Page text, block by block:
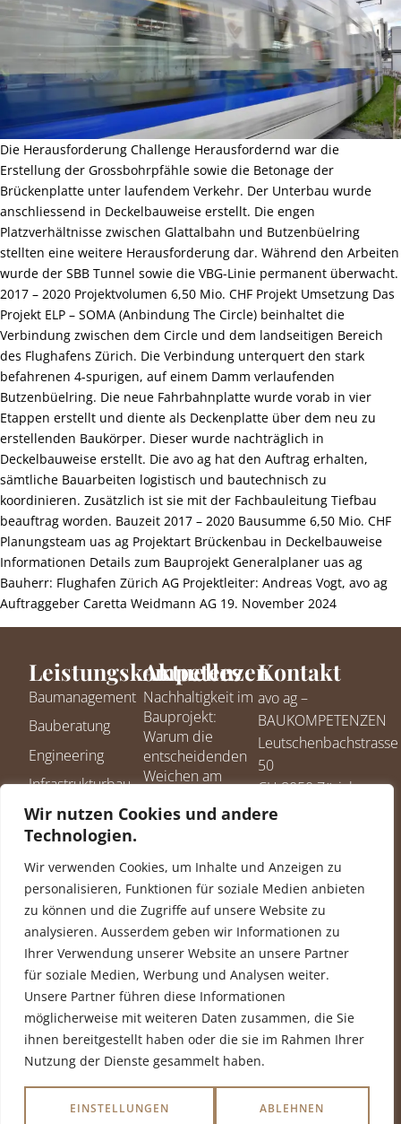
Wir nutzen Cookies und andere
Technologien.
Wir verwenden Cookies, um Inhalte und Anzeigen zu
personalisieren, Funktionen für soziale Medien anbieten
zu können und die Zugriffe auf unsere Website zu
analysieren. Ausserdem geben wir Informationen zu
Ihrer Verwendung unserer Website an unsere Partner
für soziale Medien, Werbung und Analysen weiter.
Unsere Partner führen diese Informationen
möglicherweise mit weiteren Daten zusammen, die Sie
ihnen bereitgestellt haben oder die sie im Rahmen Ihrer
Nutzung der Dienste gesammelt haben.
EINSTELLUNGEN ABLEHNEN
Die Herausforderung Challenge Herausfordernd war die
Erstellung der Grossbohrpfähle sowie die Betonage der
Brückenplatte unter laufendem Verkehr. Der Unterbau wurde
anschliessend in Deckelbauweise erstellt. Die engen
Platzverhältnisse zwischen Glattalbahn und Butzenbüelring
stellten eine weitere Herausforderung dar. Während den Arbeiten
wurde der SBB Tunnel sowie die VBG-Linie permanent überwacht.
2017 – 2020 Projektvolumen 6,50 Mio. CHF Projekt Umsetzung Das
Projekt ELP – SOMA (Anbindung The Circle) beinhaltet die
Verbindung zwischen dem Circle und dem landseitigen Bereich
des Flughafens Zürich. Die Verbindung unterquert den stark
befahrenen 4-spurigen, auf einem Damm verlaufenden
Butzenbüelring. Die neue Fahrbahnplatte wurde vorab in vier
Etappen erstellt und diente als Deckenplatte über dem neu zu
erstellenden Baukörper. Dieser wurde nachträglich in
Deckelbauweise erstellt. Die avo ag hat den Auftrag erhalten,
sämtliche Bauarbeiten logistisch und bautechnisch zu
koordinieren. Zusätzlich ist sie mit der Fachbauleitung Tiefbau
beauftrag worden. Bauzeit 2017 – 2020 Bausumme 6,50 Mio. CHF
Planungsteam uas ag Projektart Brückenbau in Deckelbauweise
Informationen Details zum Bauprojekt Generalplaner uas ag
Bauherr: Flughafen Zürich AG Projektleiter: Andreas Vogt, avo ag
Auftraggeber Caretta Weidmann AG 19. November 2024
Leistungskompetenzen
Baumanagement
Bauberatung
Engineering
Infrastrukturbau
Projektentwicklung
Lehrgerüstbau/Traggerüstbau
Siegel &
Zertifizierungen
Zertifiziert nach
ISO 9001
Aktuelles
Nachhaltigkeit im
Bauprojekt:
Warum die
entscheidenden
Weichen am
werden
ist ein «Must»
Mit einer
professionellen
Bauleitung alles
im Griff
Wer ganzheitlich
bauen will,
braucht klare
Ziele
Kontakt
avo ag –
BAUKOMPETENZEN
Leutschenbachstrasse
50
CH 8050 Zürich
+41 58 255 05 70
Folgen Sie uns
Impressum